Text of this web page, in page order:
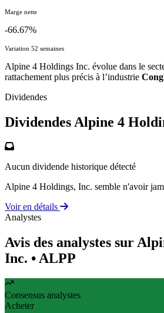
Marge nette
-66.67%
Variation 52 semaines
Alpine 4 Holdings Inc. évolue dans le
rattachement plus précis à l’industrie
Dividendes
Dividendes Alpine 4
Aucun dividende historique détecté
Alpine 4 Holdings, Inc. semble n'avoir
Voir en détails
Analystes
Avis des analystes sur
Inc. • ALPP
Consensus analystes
Acheter